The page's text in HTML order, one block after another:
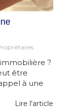
?
être
à une
Lire l'article